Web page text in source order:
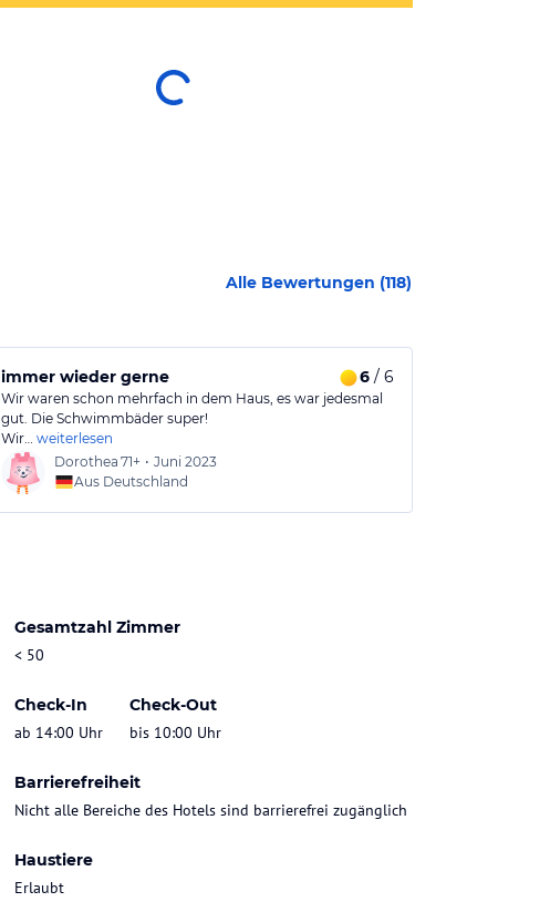
Alle Bewertungen (118)
immer wieder gerne 6/ 6
Wir waren schon mehrfach in dem Haus, es war jedesmal
gut. Die Schwimmbäder super!
Wir… weiterlesen
Dorothea 71+ • Juni 2023
Aus Deutschland
Gesamtzahl Zimmer
< 50
Check-In
ab 14:00 Uhr
Check-Out
bis 10:00 Uhr
Barrierefreiheit
Nicht alle Bereiche des Hotels sind barrierefrei zugänglich
Haustiere
Erlaubt